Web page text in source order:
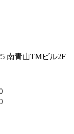
南青山TMビル2F